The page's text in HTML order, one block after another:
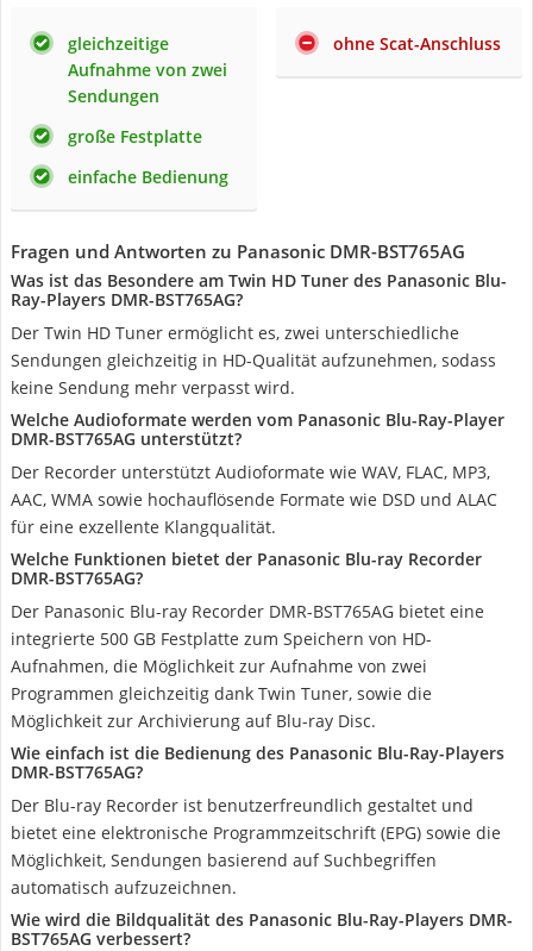
gleichzeitige
Aufnahme von zwei
Sendungen
große Festplatte
einfache Bedienung
ohne Scat-Anschluss
Fragen und Antworten zu Panasonic DMR-BST765AG
Was ist das Besondere am Twin HD Tuner des Panasonic Blu-
Ray-Players DMR-BST765AG?
Der Twin HD Tuner ermöglicht es, zwei unterschiedliche
Sendungen gleichzeitig in HD-Qualität aufzunehmen, sodass
keine Sendung mehr verpasst wird.
Welche Audioformate werden vom Panasonic Blu-Ray-Player
DMR-BST765AG unterstützt?
Der Recorder unterstützt Audioformate wie WAV, FLAC, MP3,
AAC, WMA sowie hochauflösende Formate wie DSD und ALAC
für eine exzellente Klangqualität.
Welche Funktionen bietet der Panasonic Blu-ray Recorder
DMR-BST765AG?
Der Panasonic Blu-ray Recorder DMR-BST765AG bietet eine
integrierte 500 GB Festplatte zum Speichern von HD-
Aufnahmen, die Möglichkeit zur Aufnahme von zwei
Programmen gleichzeitig dank Twin Tuner, sowie die
Möglichkeit zur Archivierung auf Blu-ray Disc.
Wie einfach ist die Bedienung des Panasonic Blu-Ray-Players
DMR-BST765AG?
Der Blu-ray Recorder ist benutzerfreundlich gestaltet und
bietet eine elektronische Programmzeitschrift (EPG) sowie die
Möglichkeit, Sendungen basierend auf Suchbegriffen
automatisch aufzuzeichnen.
Wie wird die Bildqualität des Panasonic Blu-Ray-Players DMR-
BST765AG verbessert?